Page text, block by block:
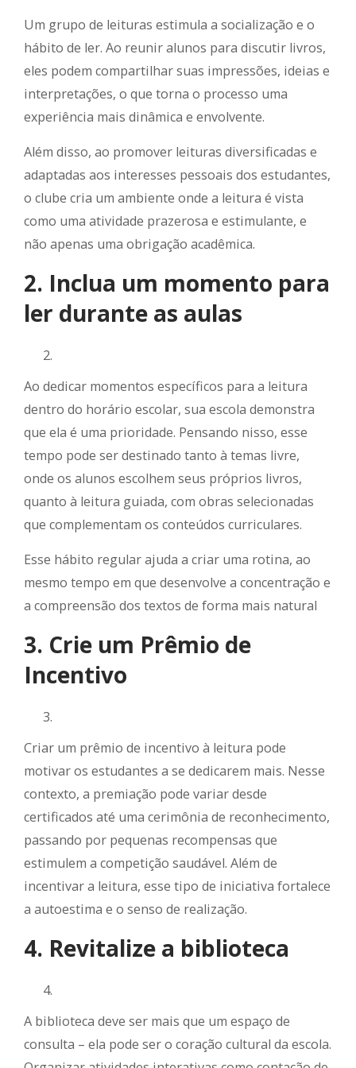
Um grupo de leituras estimula a socialização e o
hábito de ler. Ao reunir alunos para discutir livros,
eles podem compartilhar suas impressões, ideias e
interpretações, o que torna o processo uma
experiência mais dinâmica e envolvente.
Além disso, ao promover leituras diversificadas e
adaptadas aos interesses pessoais dos estudantes,
o clube cria um ambiente onde a leitura é vista
como uma atividade prazerosa e estimulante, e
não apenas uma obrigação acadêmica.
2. Inclua um momento para
ler durante as aulas
Ao dedicar momentos específicos para a leitura
dentro do horário escolar, sua escola demonstra
que ela é uma prioridade. Pensando nisso, esse
tempo pode ser destinado tanto à temas livre,
onde os alunos escolhem seus próprios livros,
quanto à leitura guiada, com obras selecionadas
que complementam os conteúdos curriculares.
Esse hábito regular ajuda a criar uma rotina, ao
mesmo tempo em que desenvolve a concentração e
a compreensão dos textos de forma mais natural
3. Crie um Prêmio de
Incentivo
Criar um prêmio de incentivo à leitura pode
motivar os estudantes a se dedicarem mais. Nesse
contexto, a premiação pode variar desde
certificados até uma cerimônia de reconhecimento,
passando por pequenas recompensas que
estimulem a competição saudável. Além de
incentivar a leitura, esse tipo de iniciativa fortalece
a autoestima e o senso de realização.
4. Revitalize a biblioteca
A biblioteca deve ser mais que um espaço de
consulta – ela pode ser o coração cultural da escola.